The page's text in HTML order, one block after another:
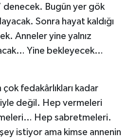
denecek. Bugün yer gök
Sonra hayat kaldığı
Anneler yine yalnız
Yine bekleyecek…
fedakârlıkları kadar
değil. Hep vermeleri
Hep sabretmeleri.
istiyor ama kimse annenin